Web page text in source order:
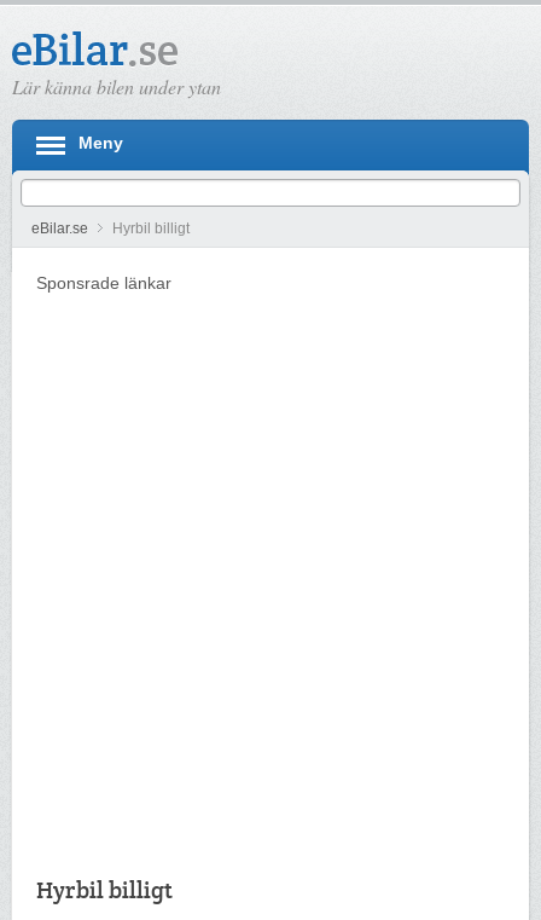
Lär känna bilen under ytan
Meny
eBilar.se Hyrbil billigt
Sponsrade länkar
Hyrbil billigt